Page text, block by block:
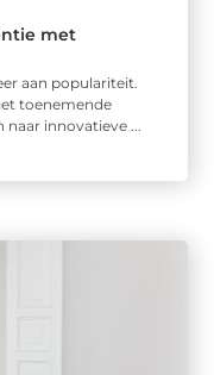
met
aan populariteit.
toenemende
innovatieve ...